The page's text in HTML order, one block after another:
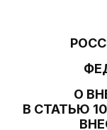
О
В СТАТЬЮ